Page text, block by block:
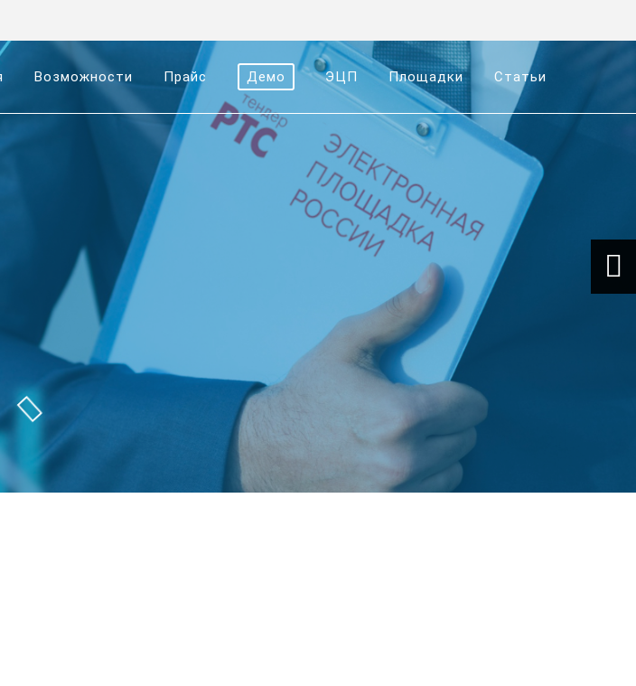
Возможности Прайс Демо ЭЦП Площадки Статьи